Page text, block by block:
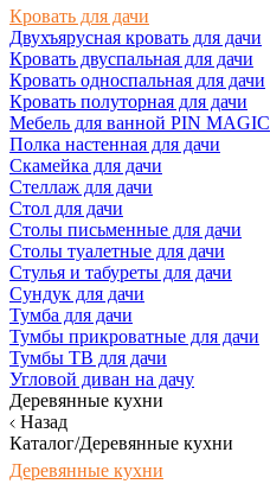
Кровать для дачи
Двухъярусная кровать для дачи
Кровать двуспальная для дачи
Кровать односпальная для дачи
Кровать полуторная для дачи
Мебель для ванной PIN MAGIC
Полка настенная для дачи
Скамейка для дачи
Стеллаж для дачи
Стол для дачи
Столы письменные для дачи
Столы туалетные для дачи
Стулья и табуреты для дачи
Сундук для дачи
Тумба для дачи
Тумбы прикроватные для дачи
Тумбы ТВ для дачи
Угловой диван на дачу
Деревянные кухни
Назад
Каталог/Деревянные кухни
Деревянные кухни